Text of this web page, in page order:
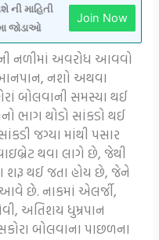
ની માહિતી
જોડાઓ
Join Now
નળીમાં અવરોધ આવવો
નશો અથવા
બોલવાની સમસ્યા થઈ
ભાગ થોડો સાંકડો થઈ
જગ્યા માંથી પસાર
થવા લાગે છે, જેથી
શરૂ થઈ જતા હોય છે, જેને
છે. નાકમાં એલર્જી,
અતિશય ધુમ્રપાન
બોલવાના પાછળના